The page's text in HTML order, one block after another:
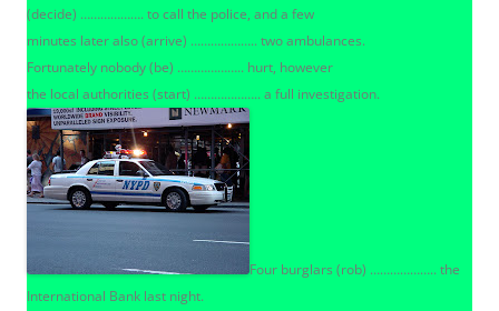
(decide) ………………. to call the police, and a few
minutes later also (arrive) ……………….. two ambulances.
Fortunately nobody (be) ……………….. hurt, however
the local authorities (start) ……………….. a full investigation.
Four burglars (rob) ……………….. the
International Bank last night.